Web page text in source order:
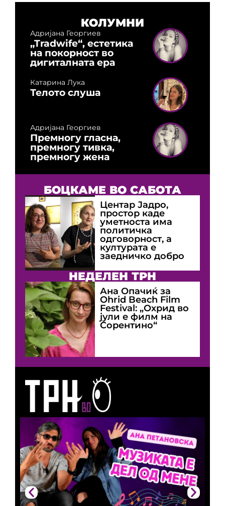
КОЛУМНИ
Адријана Георгиев
„Tradwife“, естетика
на покорност во
дигиталната ера
Катарина Лука
Телото слуша
Адријана Георгиев
Премногу гласна,
премногу тивка,
премногу жена
БОЦКАМЕ ВО САБОТА
Центар Јадро,
простор каде
уметноста има
политичка
одговорност, а
културата е
заедничко добро
НЕДЕЛЕН ТРН
Ана Опачиќ за
Оhrid Beach Film
Festival: „Охрид во
јули е филм на
Сорентино“